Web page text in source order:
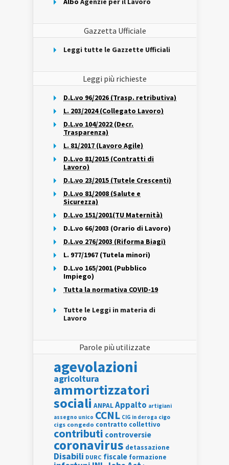
Gazzetta Ufficiale
Leggi tutte le Gazzette Ufficiali
Leggi più richieste
D.L.vo 96/2026 (Trasp. retributiva)
L. 203/2024 (Collegato Lavoro)
D.L.vo 104/2022 (Decr.
Trasparenza)
L. 81/2017 (Lavoro Agile)
D.L.vo 81/2015 (Contratti di
Lavoro)
D.L.vo 23/2015 (Tutele Crescenti)
D.L.vo 81/2008 (Salute e
Sicurezza)
D.L.vo 151/2001(TU Maternità)
D.L.vo 66/2003 (Orario di Lavoro)
D.L.vo 276/2003 (Riforma Biagi)
L. 977/1967 (Tutela minori)
D.L.vo 165/2001 (Pubblico
Impiego)
Tutta la normativa COVID-19
Tutte le Leggi in materia di
Lavoro
Parole più utilizzate
agevolazioni
agricoltura
ammortizzatori
sociali ANPALAppalto artigiani
assegno unico CCNL CIG in deroga cigo
cigs congedo contratto collettivo
contributi controversie
coronavirus detassazione
Disabili DURC fiscale formazione